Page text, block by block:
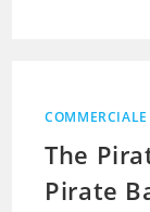
COMMERCIALE
The
Pirate